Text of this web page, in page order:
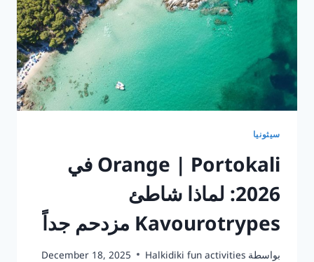
سيثونيا
Orange | Portokali في
2026: لماذا شاطئ
Kavourotrypes مزدحم جداً
بواسطة Halkidiki fun activities
December 18, 2025